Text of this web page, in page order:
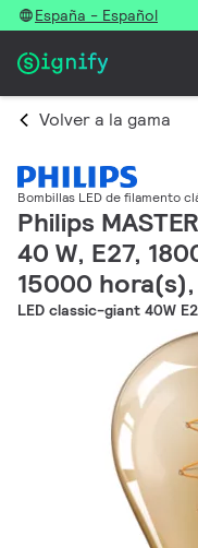
España - Español
Volver a la gama
Bombillas LED de filamento
Philips
40 W, E27,
15000
LED classic-giant 40W